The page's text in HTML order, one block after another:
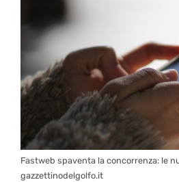
Fastweb spaventa la concorrenza: le
gazzettinodelgolfo.it